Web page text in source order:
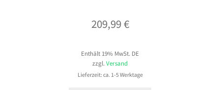
209,99€
Enthält 19% MwSt. DE
zzgl. Versand
Lieferzeit: ca. 1-5 Werktage